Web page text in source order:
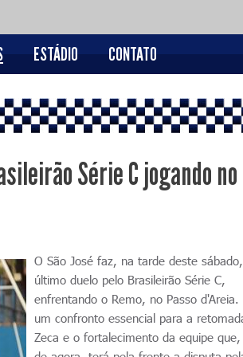
ESTÁDIO CONTATO
Série C jogando no
O São José faz, na tarde deste
último duelo pelo Brasileirão Série C,
enfrentando o Remo, no Passo d'Areia.
um confronto essencial para a
Zeca e o fortalecimento da equipe